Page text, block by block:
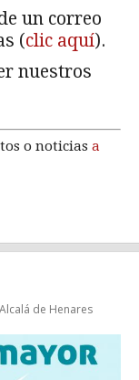
un correo
(clic aquí).
nuestros
o noticias a